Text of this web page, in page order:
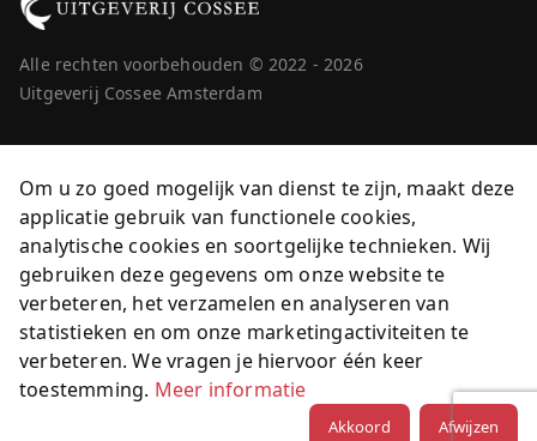
Alle rechten voorbehouden © 2022 - 2026
Uitgeverij Cossee Amsterdam
Om u zo goed mogelijk van dienst te zijn, maakt deze
applicatie gebruik van functionele cookies,
analytische cookies en soortgelijke technieken. Wij
gebruiken deze gegevens om onze website te
verbeteren, het verzamelen en analyseren van
statistieken en om onze marketingactiviteiten te
verbeteren. We vragen je hiervoor één keer
toestemming. Meer informatie
Akkoord Afwijzen